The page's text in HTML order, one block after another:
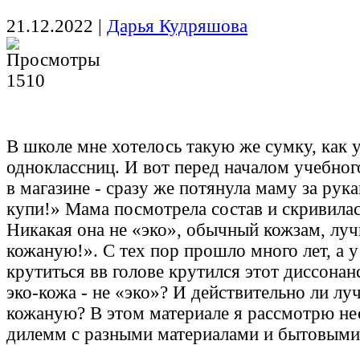
21.12.2022 | Дарья Кудряшова
1510
В школе мне хотелось такую же сумку, как
одноклассниц. И вот перед началом
в магазине - сразу же потянула маму за
купи!» Мама посмотрела состав и
Никакая она не «эко», обычный кожзам,
кожаную!». С тех пор прошло много лет, а
крутиться вв голове крутился этот
эко-кожа - не «эко»? И действительно ли
кожаную? В этом материале я рассмотрю
дилемм с разными материалами и